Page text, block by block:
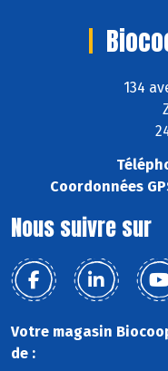
134
Coordonnées
Nous suivre sur
Votre magasin
de :